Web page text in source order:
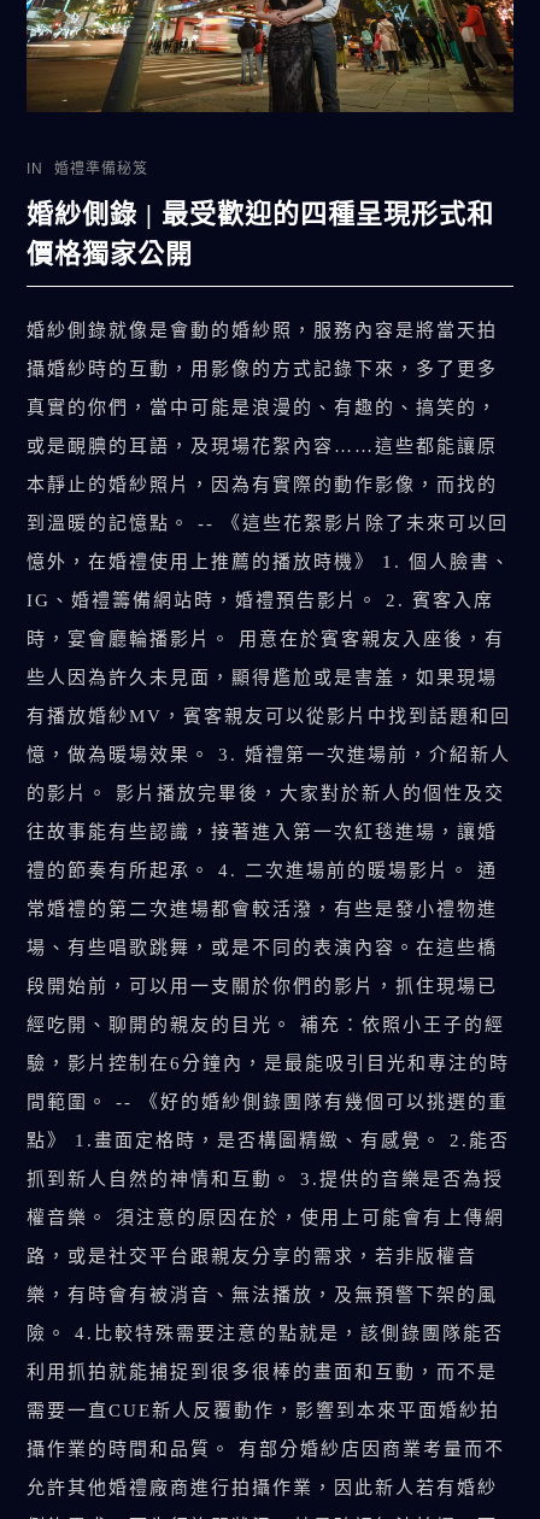
IN 婚禮準備秘笈
婚紗側錄 | 最受歡迎的四種呈現形式和
價格獨家公開
婚紗側錄就像是會動的婚紗照，服務內容是將當天拍
攝婚紗時的互動，用影像的方式記錄下來，多了更多
真實的你們，當中可能是浪漫的、有趣的、搞笑的，
或是靦腆的耳語，及現場花絮內容……這些都能讓原
本靜止的婚紗照片，因為有實際的動作影像，而找的
到溫暖的記憶點。 -- 《這些花絮影片除了未來可以回
憶外，在婚禮使用上推薦的播放時機》 1. 個人臉書、
IG、婚禮籌備網站時，婚禮預告影片。 2. 賓客入席
時，宴會廳輪播影片。 用意在於賓客親友入座後，有
些人因為許久未見面，顯得尷尬或是害羞，如果現場
有播放婚紗MV，賓客親友可以從影片中找到話題和回
憶，做為暖場效果。 3. 婚禮第一次進場前，介紹新人
的影片。 影片播放完畢後，大家對於新人的個性及交
往故事能有些認識，接著進入第一次紅毯進場，讓婚
禮的節奏有所起承。 4. 二次進場前的暖場影片。 通
常婚禮的第二次進場都會較活潑，有些是發小禮物進
場、有些唱歌跳舞，或是不同的表演內容。在這些橋
段開始前，可以用一支關於你們的影片，抓住現場已
經吃開、聊開的親友的目光。 補充：依照小王子的經
驗，影片控制在6分鐘內，是最能吸引目光和專注的時
間範圍。 -- 《好的婚紗側錄團隊有幾個可以挑選的重
點》 1.畫面定格時，是否構圖精緻、有感覺。 2.能否
抓到新人自然的神情和互動。 3.提供的音樂是否為授
權音樂。 須注意的原因在於，使用上可能會有上傳網
路，或是社交平台跟親友分享的需求，若非版權音
樂，有時會有被消音、無法播放，及無預警下架的風
險。 4.比較特殊需要注意的點就是，該側錄團隊能否
利用抓拍就能捕捉到很多很棒的畫面和互動，而不是
需要一直CUE新人反覆動作，影響到本來平面婚紗拍
攝作業的時間和品質。 有部分婚紗店因商業考量而不
允許其他婚禮廠商進行拍攝作業，因此新人若有婚紗